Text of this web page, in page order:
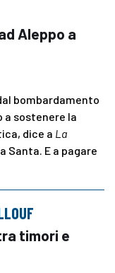
Aleppo a
bombardamento
a sostenere la
dice a La
Santa. E a pagare
timori e